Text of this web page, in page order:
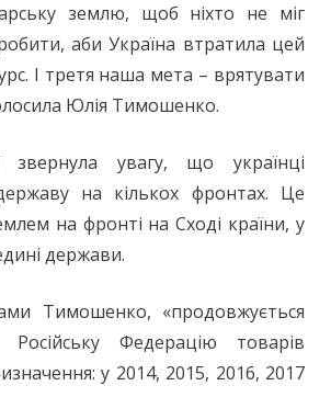
землю, щоб ніхто не міг
аби Україна втратила цей
І третя наша мета – врятувати
Юлія Тимошенко.
звернула увагу, що українці
на кількох фронтах. Це
на фронті на Сході країни, у
держави.
Тимошенко, «продовжується
Федерацію товарів
у 2014, 2015, 2016, 2017